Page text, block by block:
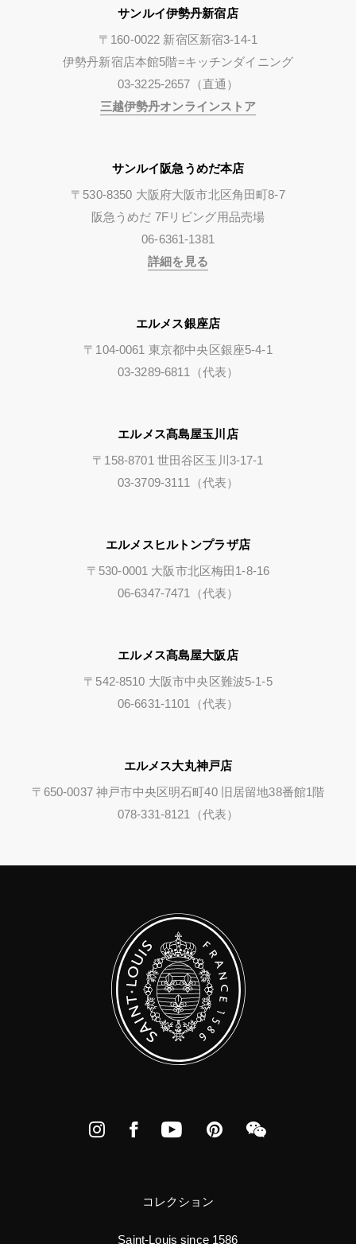
サンルイ伊勢丹新宿店
〒160-0022 新宿区新宿3-14-1
伊勢丹新宿店本館5階=キッチンダイニング
03-3225-2657（直通）
三越伊勢丹オンラインストア
サンルイ阪急うめだ本店
〒530-8350 大阪府大阪市北区角田町8-7
阪急うめだ 7Fリビング用品売場
06-6361-1381
詳細を見る
エルメス銀座店
〒104-0061 東京都中央区銀座5-4-1
03-3289-6811（代表）
エルメス髙島屋玉川店
〒158-8701 世田谷区玉川3-17-1
03-3709-3111（代表）
エルメスヒルトンプラザ店
〒530-0001 大阪市北区梅田1-8-16
06-6347-7471（代表）
エルメス髙島屋大阪店
〒542-8510 大阪市中央区難波5-1-5
06-6631-1101（代表）
エルメス大丸神戸店
〒650-0037 神戸市中央区明石町40 旧居留地38番館1階
078-331-8121（代表）
InstagramFacebookYouTubePinterest
コレクション
Saint-Louis since 1586